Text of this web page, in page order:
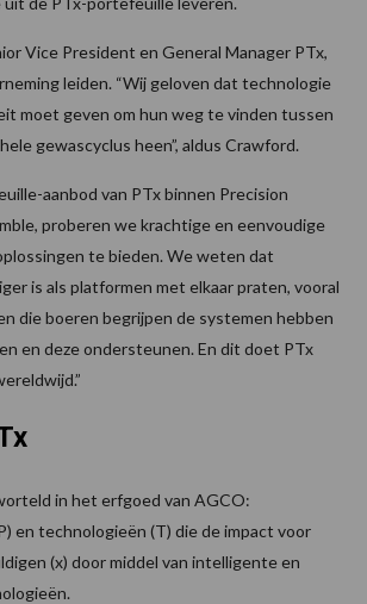
Vice President en General Manager PTx,
leiden. “Wij geloven dat technologie
moet geven om hun weg te vinden tussen
gewascyclus heen”, aldus Crawford.
aanbod van PTx binnen Precision
proberen we krachtige en eenvoudige
te bieden. We weten dat
is als platformen met elkaar praten, vooral
die boeren begrijpen de systemen hebben
en deze ondersteunen. En dit doet PTx
in het erfgoed van AGCO:
en technologieën (T) die de impact voor
(x) door middel van intelligente en